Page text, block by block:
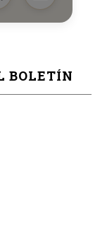
BOLETÍN